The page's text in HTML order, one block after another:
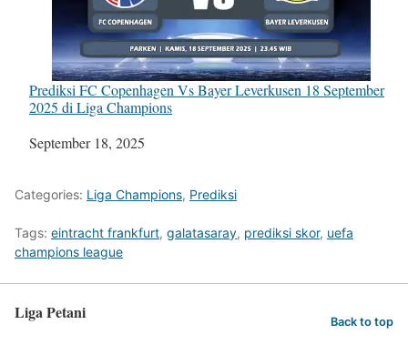
Prediksi FC Copenhagen Vs Bayer Leverkusen 18 September
2025 di Liga Champions
Tanggal
September 18, 2025
Categories: Liga Champions, Prediksi
Tags: eintracht frankfurt, galatasaray, prediksi skor, uefa
champions league
Liga Petani Back to top